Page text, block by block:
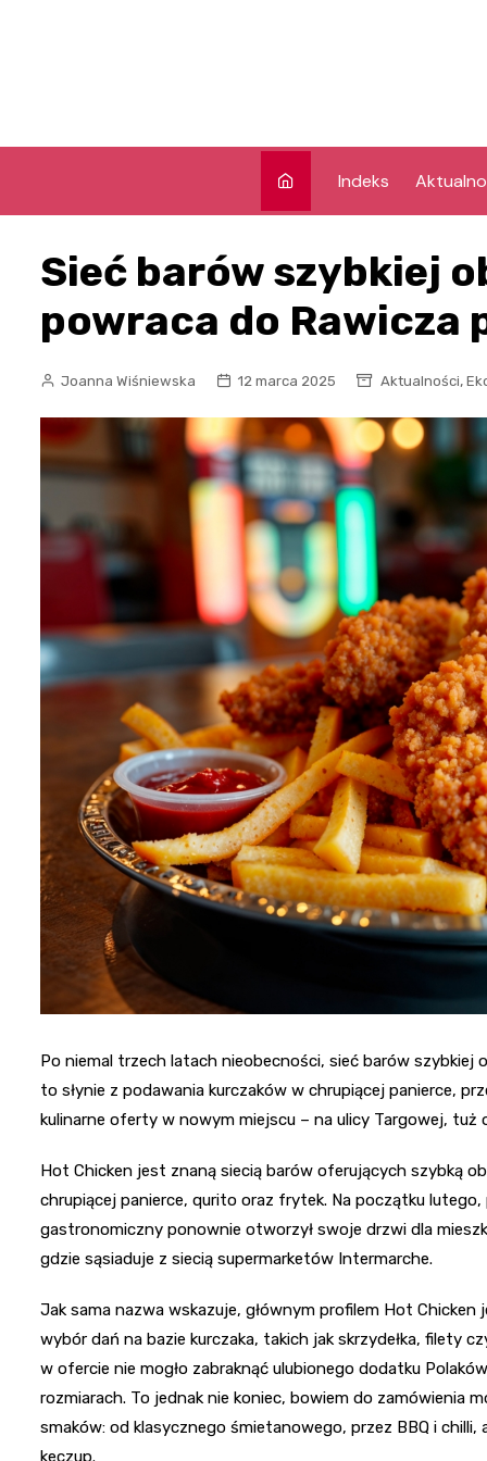
Indeks
Sieć barów szybkiej
powraca do
Joanna Wiśniewska 12 marca 2025 Aktualności,
Po niemal trzech latach nieobecności, sieć barów szybkiej
to słynie z podawania kurczaków w chrupiącej panierce,
kulinarne oferty w nowym miejscu – na ulicy Targowej, tuż
Hot Chicken jest znaną siecią barów oferujących szybką
chrupiącej panierce, qurito oraz frytek. Na początku
gastronomiczny ponownie otworzył swoje drzwi dla
gdzie sąsiaduje z siecią supermarketów Intermarche.
Jak sama nazwa wskazuje, głównym profilem Hot
wybór dań na bazie kurczaka, takich jak skrzydełka, filety
w ofercie nie mogło zabraknąć ulubionego dodatku
rozmiarach. To jednak nie koniec, bowiem do zamówienia
smaków: od klasycznego śmietanowego, przez BBQ i
keczup.